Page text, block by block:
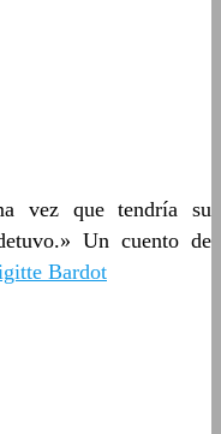
vez que tendría su
Un cuento de
Bardot